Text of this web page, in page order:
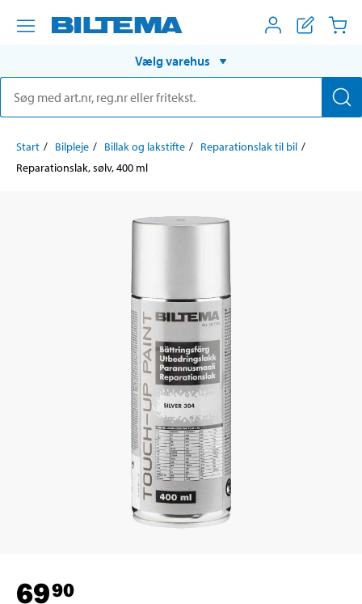
Vælg varehus
Start Bilpleje Billak og lakstifte
Reparationslak til bil
Reparationslak, sølv, 400 ml
6990